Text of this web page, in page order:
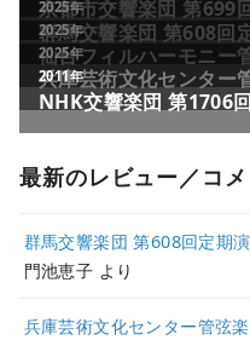
最新のレビュー／コメ
群馬交響楽団 第608回定期
門池恵子 より
兵庫芸術文化センター管弦